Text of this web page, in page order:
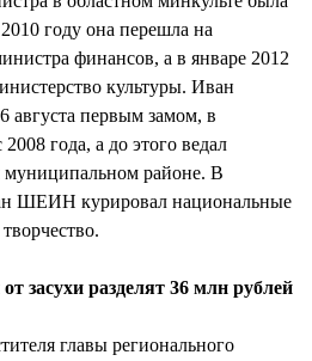
году она перешла на
финансов, а в январе 2012
культуры. Иван
первым замом, в
года, а до этого ведал
муниципальном районе. В
ШЕИН курировал национальные
засухи разделят 36 млн рублей
главы регионального